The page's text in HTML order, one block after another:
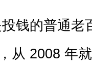
钱的普通老
从 2008 年